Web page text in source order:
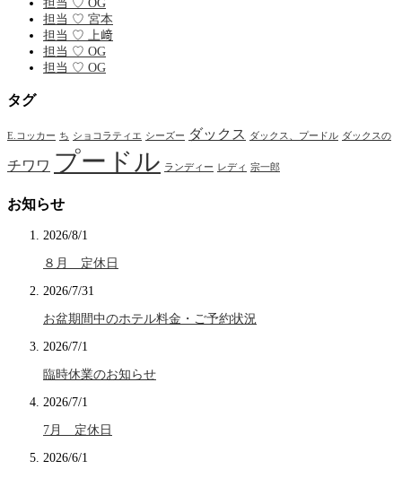
担当 ♡ OG
担当 ♡ 宮本
担当 ♡ 上﨑
担当 ♡ OG
担当 ♡ OG
タグ
E.コッカー ち ショコラティエ シーズー ダックス ダックス、プードル ダックスの
チワワ プードル ランディー レディ 宗一郎
お知らせ
2026/8/1
８月 定休日
2026/7/31
お盆期間中のホテル料金・ご予約状況
2026/7/1
臨時休業のお知らせ
2026/7/1
7月 定休日
2026/6/1